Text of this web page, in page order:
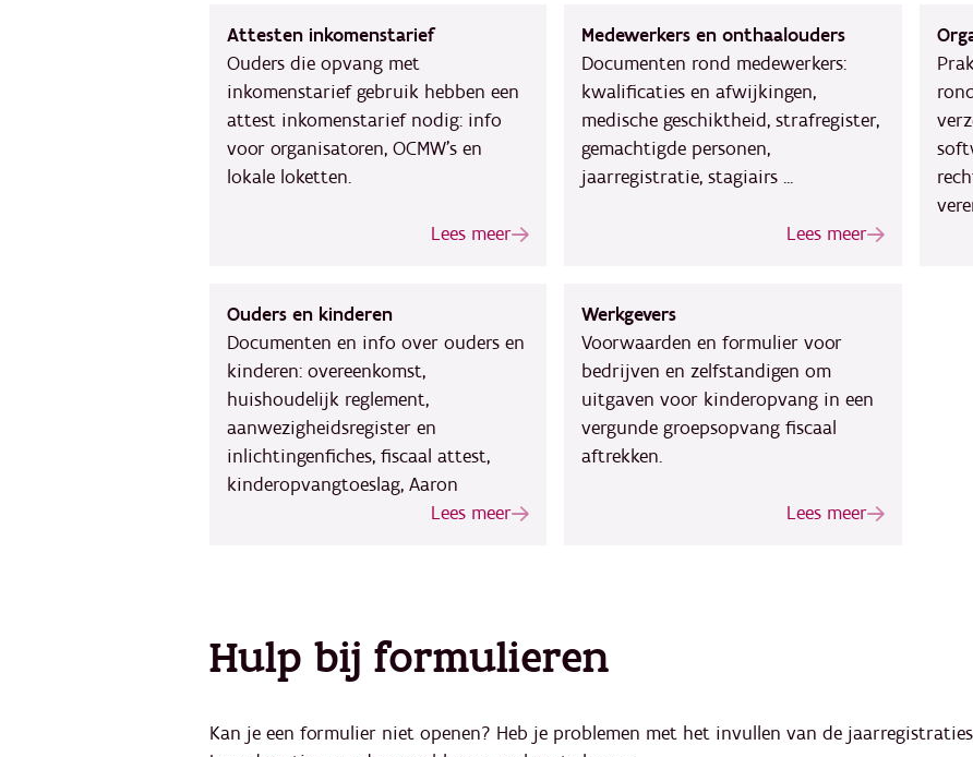
Attesten inkomenstarief
Ouders die opvang met
inkomenstarief gebruik hebben een
attest inkomenstarief nodig: info
voor organisatoren, OCMW's en
lokale loketten.
Lees meer
Medewerkers en onthaalouders
Documenten rond medewerkers:
kwalificaties en afwijkingen,
medische geschiktheid, strafregister,
gemachtigde personen,
jaarregistratie, stagiairs ...
Lees meer
Ouders en kinderen
Documenten en info over ouders en
kinderen: overeenkomst,
huishoudelijk reglement,
aanwezigheidsregister en
inlichtingenfiches, fiscaal attest,
kinderopvangtoeslag, Aaron
Lees meer
Werkgevers
Voorwaarden en formulier voor
bedrijven en zelfstandigen om
uitgaven voor kinderopvang in een
vergunde groepsopvang fiscaal
aftrekken.
Lees meer
Hulp bij formulieren
Kan je een formulier niet openen? Heb je problemen met het invullen van de